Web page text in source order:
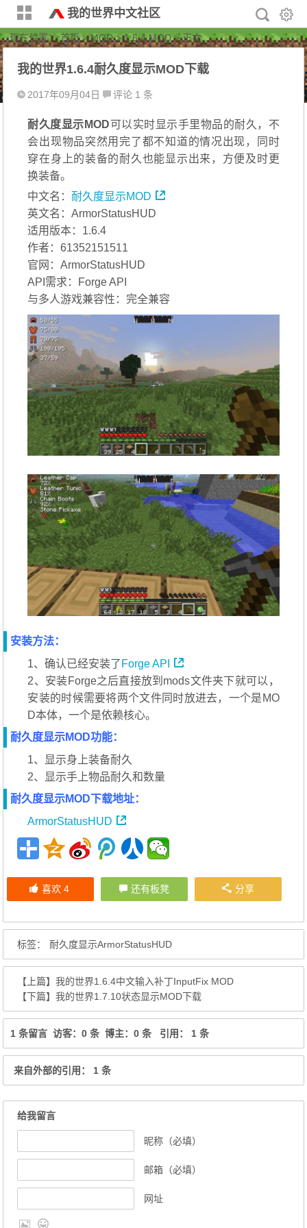
我的世界中文社区
现在位置：首页>MOD>1.6.4 MOD> 正文
我的世界1.6.4耐久度显示MOD下载
2017年09月04日 评论 1 条
耐久度显示MOD可以实时显示手里物品的耐久，不
会出现物品突然用完了都不知道的情况出现，同时
穿在身上的装备的耐久也能显示出来，方便及时更
换装备。
中文名： 耐久度显示MOD
英文名：ArmorStatusHUD
适用版本：1.6.4
作者：61352151511
官网：ArmorStatusHUD
API需求：Forge API
与多人游戏兼容性：完全兼容
安装方法：
1、确认已经安装了 Forge API
2、安装Forge之后直接放到mods文件夹下就可以，
安装的时候需要将两个文件同时放进去，一个是MO
D本体，一个是依赖核心。
耐久度显示MOD功能：
1、显示身上装备耐久
2、显示手上物品耐久和数量
耐久度显示MOD下载地址：
ArmorStatusHUD
喜欢 4 还有板凳 分享
标签： 耐久度显示ArmorStatusHUD
【上篇】我的世界1.6.4中文输入补丁InputFix MOD
【下篇】我的世界1.7.10状态显示MOD下载
1 条留言 访客：0 条 博主：0 条 引用： 1 条
来自外部的引用： 1 条
给我留言
昵称（必填）
邮箱（必填）
网址